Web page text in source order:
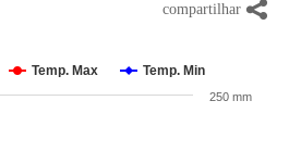
Temp. Max Temp. Min
250 mm